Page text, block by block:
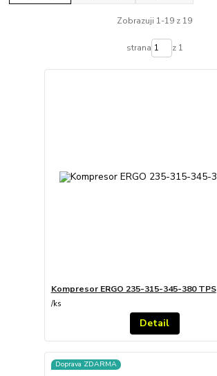
Zobrazuji 1-19 z 19
strana z 1
Kompresor ERGO 235-315-345-380 TPS
/ks
Detail
Doprava ZDARMA